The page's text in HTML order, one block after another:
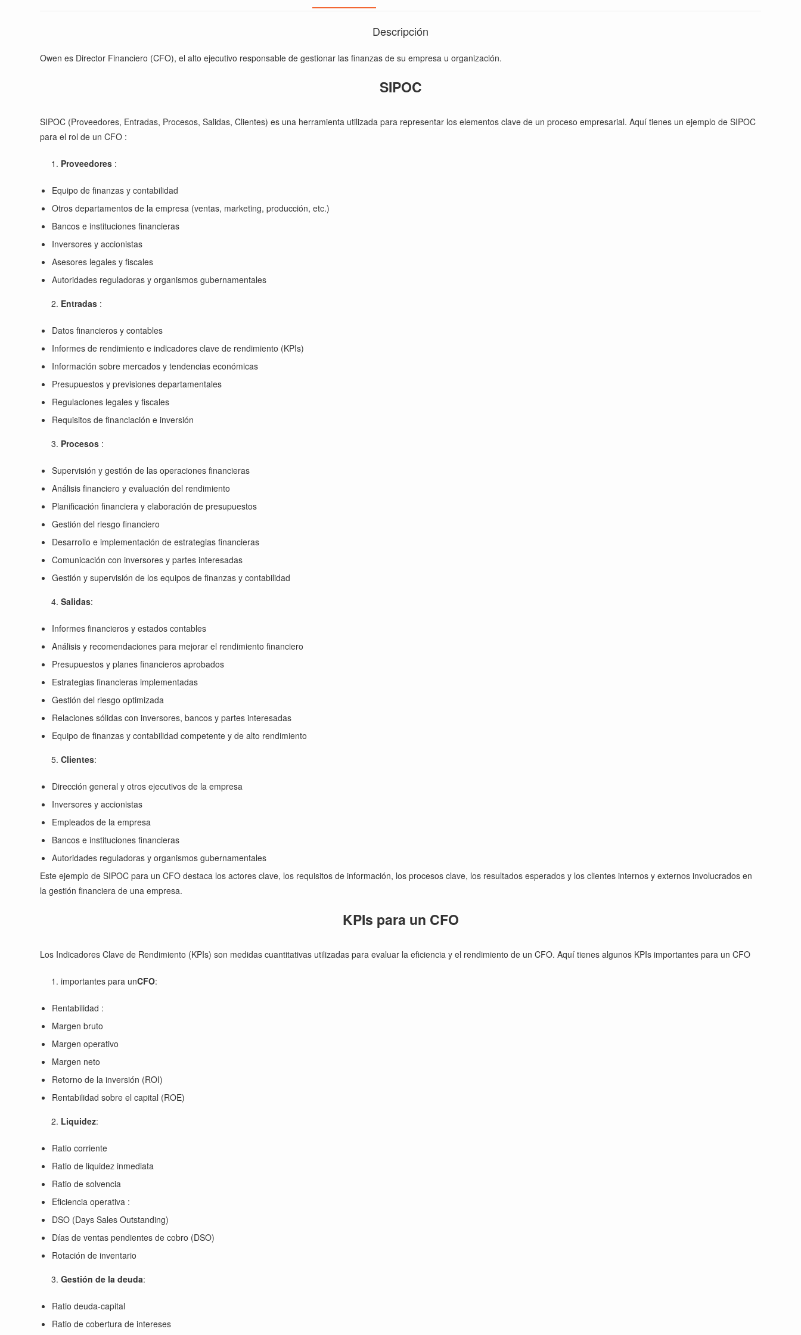
Descripción
Owen es Director Financiero (CFO), el alto ejecutivo responsable de gestionar las finanzas de su empresa u organización.
SIPOC
SIPOC (Proveedores, Entradas, Procesos, Salidas, Clientes) es una herramienta utilizada para representar los elementos clave de un proceso empresarial. Aquí tienes un ejemplo de SIPOC
para el rol de un CFO :
Proveedores :
Equipo de finanzas y contabilidad
Otros departamentos de la empresa (ventas, marketing, producción, etc.)
Bancos e instituciones financieras
Inversores y accionistas
Asesores legales y fiscales
Autoridades reguladoras y organismos gubernamentales
Entradas :
Datos financieros y contables
Informes de rendimiento e indicadores clave de rendimiento (KPIs)
Información sobre mercados y tendencias económicas
Presupuestos y previsiones departamentales
Regulaciones legales y fiscales
Requisitos de financiación e inversión
Procesos :
Supervisión y gestión de las operaciones financieras
Análisis financiero y evaluación del rendimiento
Planificación financiera y elaboración de presupuestos
Gestión del riesgo financiero
Desarrollo e implementación de estrategias financieras
Comunicación con inversores y partes interesadas
Gestión y supervisión de los equipos de finanzas y contabilidad
Salidas:
Informes financieros y estados contables
Análisis y recomendaciones para mejorar el rendimiento financiero
Presupuestos y planes financieros aprobados
Estrategias financieras implementadas
Gestión del riesgo optimizada
Relaciones sólidas con inversores, bancos y partes interesadas
Equipo de finanzas y contabilidad competente y de alto rendimiento
Clientes:
Dirección general y otros ejecutivos de la empresa
Inversores y accionistas
Empleados de la empresa
Bancos e instituciones financieras
Autoridades reguladoras y organismos gubernamentales
Este ejemplo de SIPOC para un CFO destaca los actores clave, los requisitos de información, los procesos clave, los resultados esperados y los clientes internos y externos involucrados en
la gestión financiera de una empresa.
KPIs para un CFO
Los Indicadores Clave de Rendimiento (KPIs) son medidas cuantitativas utilizadas para evaluar la eficiencia y el rendimiento de un CFO. Aquí tienes algunos KPIs importantes para un CFO
importantes para unCFO:
Rentabilidad :
Margen bruto
Margen operativo
Margen neto
Retorno de la inversión (ROI)
Rentabilidad sobre el capital (ROE)
Liquidez:
Ratio corriente
Ratio de liquidez inmediata
Ratio de solvencia
Eficiencia operativa :
DSO (Days Sales Outstanding)
Días de ventas pendientes de cobro (DSO)
Rotación de inventario
Gestión de la deuda:
Ratio deuda-capital
Ratio de cobertura de intereses